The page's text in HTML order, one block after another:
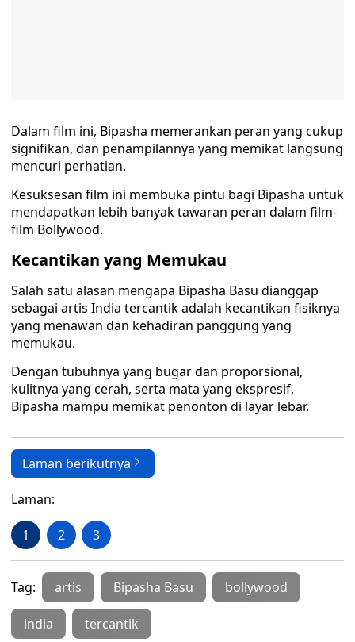
Dalam film ini, Bipasha memerankan peran yang cukup
signifikan, dan penampilannya yang memikat langsung
mencuri perhatian.
Kesuksesan film ini membuka pintu bagi Bipasha untuk
mendapatkan lebih banyak tawaran peran dalam film-
film Bollywood.
Kecantikan yang Memukau
Salah satu alasan mengapa Bipasha Basu dianggap
sebagai artis India tercantik adalah kecantikan fisiknya
yang menawan dan kehadiran panggung yang
memukau.
Dengan tubuhnya yang bugar dan proporsional,
kulitnya yang cerah, serta mata yang ekspresif,
Bipasha mampu memikat penonton di layar lebar.
Laman berikutnya
Laman:
1 2 3
Tag: artis Bipasha Basu bollywood
india tercantik